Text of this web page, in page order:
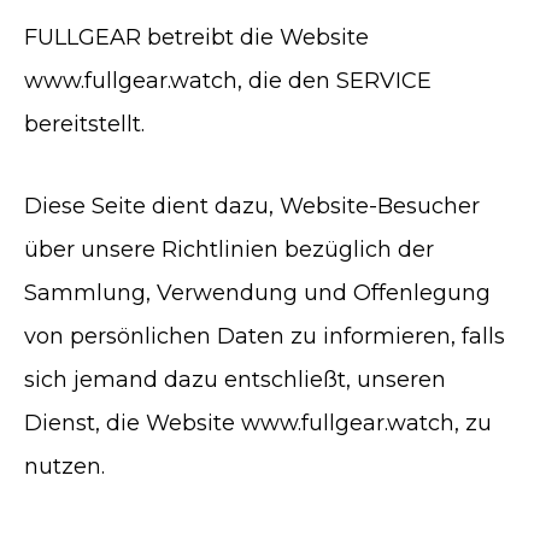
FULLGEAR betreibt die Website
www.fullgear.watch, die den SERVICE
bereitstellt.
Diese Seite dient dazu, Website-Besucher
über unsere Richtlinien bezüglich der
Sammlung, Verwendung und Offenlegung
von persönlichen Daten zu informieren, falls
sich jemand dazu entschließt, unseren
Dienst, die Website www.fullgear.watch, zu
nutzen.